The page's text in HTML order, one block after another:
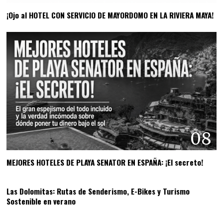
¡Ojo al HOTEL CON SERVICIO DE MAYORDOMO EN LA RIVIERA MAYA!
08
MEJORES HOTELES DE PLAYA SENATOR EN ESPAÑA: ¡El secreto!
09
Las Dolomitas: Rutas de Senderismo, E-Bikes y Turismo
Sostenible en verano